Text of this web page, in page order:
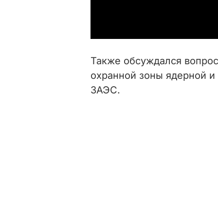
Также обсуждался
охранной зоны ядерной и
ЗАЭС.